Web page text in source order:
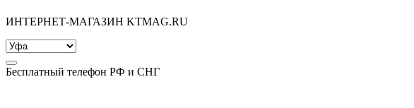
ИНТЕРНЕТ-МАГАЗИН KTMAG.RU
Бесплатный телефон РФ и СНГ